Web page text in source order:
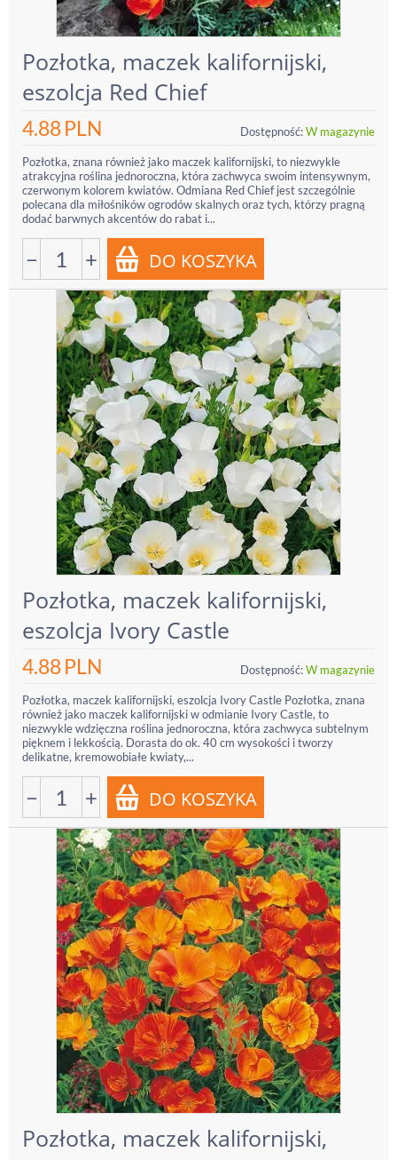
Pozłotka, maczek kalifornijski,
eszolcja Red Chief
4.88PLN Dostępność:W magazynie
Pozłotka, znana również jako maczek kalifornijski, to niezwykle
atrakcyjna roślina jednoroczna, która zachwyca swoim intensywnym,
czerwonym kolorem kwiatów. Odmiana Red Chief jest szczególnie
polecana dla miłośników ogrodów skalnych oraz tych, którzy pragną
dodać barwnych akcentów do rabat i...
− +
Pozłotka, maczek kalifornijski,
eszolcja Ivory Castle
4.88PLN Dostępność:W magazynie
Pozłotka, maczek kalifornijski, eszolcja Ivory Castle Pozłotka, znana
również jako maczek kalifornijski w odmianie Ivory Castle, to
niezwykle wdzięczna roślina jednoroczna, która zachwyca subtelnym
pięknem i lekkością. Dorasta do ok. 40 cm wysokości i tworzy
delikatne, kremowobiałe kwiaty,...
− +
Pozłotka, maczek kalifornijski,